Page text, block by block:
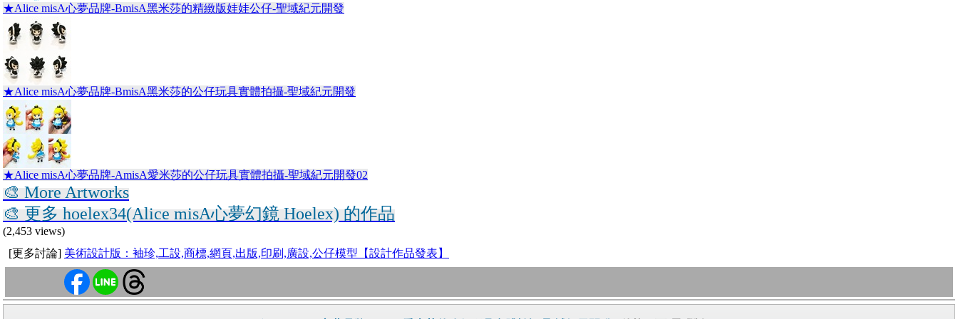
★Alice misA心夢品牌-BmisA黑米莎的精緻版娃娃公仔-聖域紀元開發
★Alice misA心夢品牌-BmisA黑米莎的公仔玩具實體拍攝-聖域紀元開發
★Alice misA心夢品牌-AmisA愛米莎的公仔玩具實體拍攝-聖域紀元開發02
🎨 More Artworks
🎨 更多 hoelex34(Alice misA心夢幻鏡 Hoelex) 的作品
(2,453 views)
[更多討論] 美術設計版：袖珍,工設,商標,網頁,出版,印刷,廣設,公仔模型【設計作品發表】